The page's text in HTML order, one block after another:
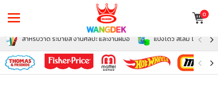
0
สำหรับวาด ระบายสี งานศิลปะ และงานฝีมือ แป้งโดว์ สไลม์ โฟม สำห